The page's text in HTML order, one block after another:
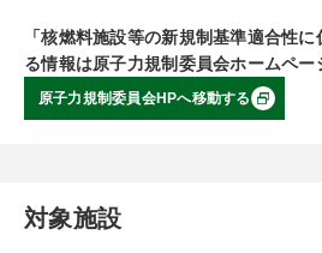
「核燃料施設等の新規制基準適合性
る情報は原子力規制委員会ホームペー
原子力規制委員会HPへ移動する
対象施設